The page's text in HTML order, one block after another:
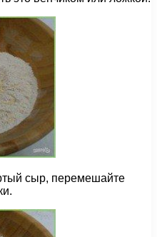
сыр, перемешайте